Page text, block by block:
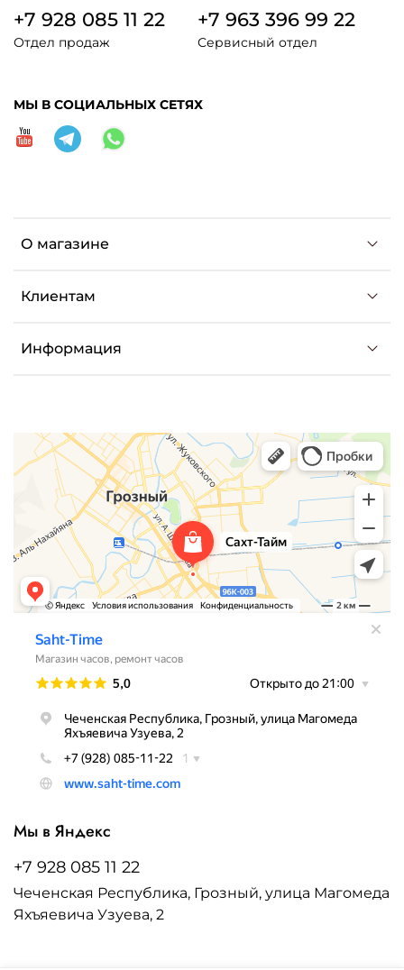
О магазине
Клиентам
Информация
+7 928 085 11 22
Отдел продаж
+7 963 396 99 22
Сервисный отдел
МЫ В СОЦИАЛЬНЫХ СЕТЯХ
Мы в Яндекс
+7 928 085 11 22
Чеченская Республика, Грозный, улица Магомеда
Яхъяевича Узуева, 2